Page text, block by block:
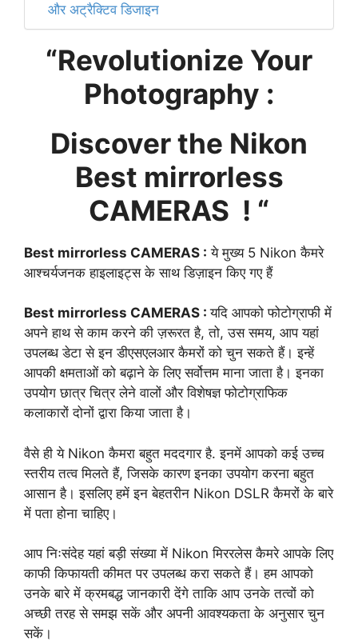
और अट्रैक्टिव डिजाइन
“Revolutionize Your
Photography :
Discover the Nikon
Best mirrorless
CAMERAS ! “
Best mirrorless CAMERAS : ये मुख्य 5 Nikon कैमरे
आश्चर्यजनक हाइलाइट्स के साथ डिज़ाइन किए गए हैं
Best mirrorless CAMERAS :यदि आपको फोटोग्राफी में
अपने हाथ से काम करने की ज़रूरत है, तो, उस समय, आप यहां
उपलब्ध डेटा से इन डीएसएलआर कैमरों को चुन सकते हैं। इन्हें
आपकी क्षमताओं को बढ़ाने के लिए सर्वोत्तम माना जाता है। इनका
उपयोग छात्र चित्र लेने वालों और विशेषज्ञ फोटोग्राफिक
कलाकारों दोनों द्वारा किया जाता है।
वैसे ही ये Nikon कैमरा बहुत मददगार है. इनमें आपको कई उच्च
स्तरीय तत्व मिलते हैं, जिसके कारण इनका उपयोग करना बहुत
आसान है। इसलिए हमें इन बेहतरीन Nikon DSLR कैमरों के बारे
में पता होना चाहिए।
आप निःसंदेह यहां बड़ी संख्या में Nikon मिररलेस कैमरे आपके लिए
काफी किफायती कीमत पर उपलब्ध करा सकते हैं। हम आपको
उनके बारे में क्रमबद्ध जानकारी देंगे ताकि आप उनके तत्वों को
अच्छी तरह से समझ सकें और अपनी आवश्यकता के अनुसार चुन
सकें।